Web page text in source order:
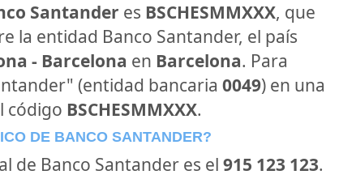
Santander es BSCHESMMXXX, que
la entidad Banco Santander, el país
- Barcelona en Barcelona. Para
(entidad bancaria 0049) en una
código BSCHESMMXXX.
DE BANCO SANTANDER?
de Banco Santander es el 915 123 123.